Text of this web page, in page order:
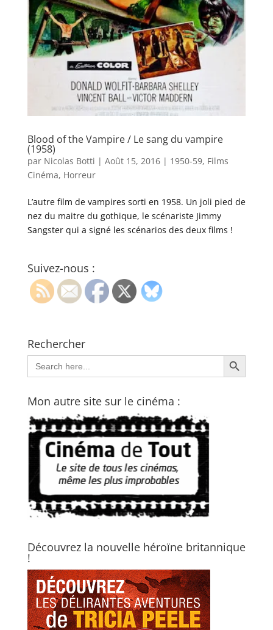
Blood of the Vampire / Le sang du vampire
(1958)
par Nicolas Botti | Août 15, 2016| 1950-59, Films
Cinéma, Horreur
L’autre film de vampires sorti en 1958. Un joli pied de
nez du maitre du gothique, le scénariste Jimmy
Sangster qui a signé les scénarios des deux films !
Suivez-nous :
Rechercher
Search
for:
Search Button
Mon autre site sur le cinéma :
Découvrez la nouvelle héroïne britannique
!